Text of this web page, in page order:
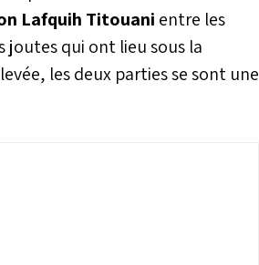
Lafquih Titouani entre les
joutes qui ont lieu sous la
les deux parties se sont une